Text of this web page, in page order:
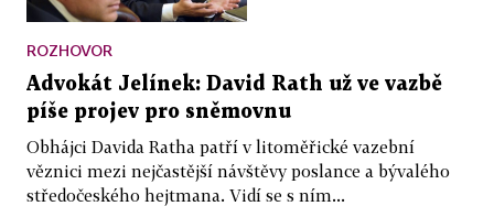
ROZHOVOR
Advokát Jelínek: David Rath už ve vazbě
píše projev pro sněmovnu
Obhájci Davida Ratha patří v litoměřické vazební
věznici mezi nejčastější návštěvy poslance a bývalého
středočeského hejtmana. Vidí se s ním...